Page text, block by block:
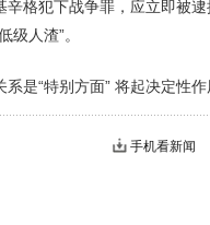
辛格犯下战争罪，应立即被
级人渣”。
是“特别方面” 将起决定性作
手机看新闻